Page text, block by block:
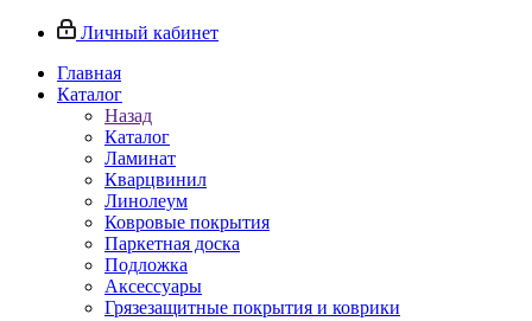
Личный кабинет
Главная
Каталог
Назад
Каталог
Ламинат
Кварцвинил
Линолеум
Ковровые покрытия
Паркетная доска
Подложка
Аксессуары
Грязезащитные покрытия и коврики